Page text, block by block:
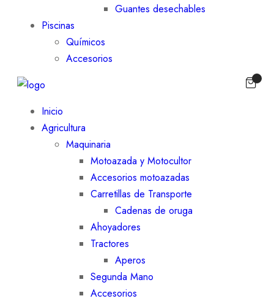
Guantes desechables
Piscinas
Químicos
Accesorios
Inicio
Agricultura
Maquinaria
Motoazada y Motocultor
Accesorios motoazadas
Carretillas de Transporte
Cadenas de oruga
Ahoyadores
Tractores
Aperos
Segunda Mano
Accesorios